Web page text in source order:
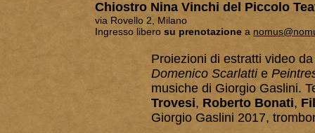
Chiostro Nina Vinchi del Piccolo
via Rovello 2, Milano
Ingresso libero su prenotazione a
Proiezioni di estratti video
Domenico Scarlatti e
musiche di Giorgio Gaslini.
Trovesi, Roberto Bonati,
Giorgio Gaslini 2017,